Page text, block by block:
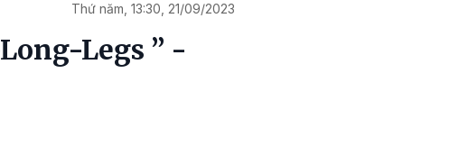
Thứ năm, 13:30, 21/09/2023
Legs ” -